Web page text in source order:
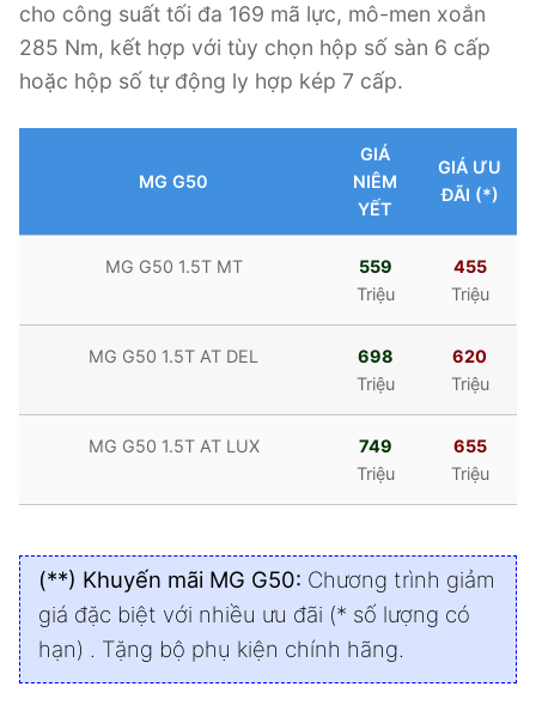
cho công suất tối đa 169 mã lực, mô-men xoắn
285 Nm, kết hợp với tùy chọn hộp số sàn 6 cấp
hoặc hộp số tự động ly hợp kép 7 cấp.
MG G50
GIÁ
NIÊM
YẾT
GIÁ ƯU
ĐÃI (*)
MG G50 1.5T MT
559
Triệu
455
Triệu
MG G50 1.5T AT DEL
698
Triệu
620
Triệu
MG G50 1.5T AT LUX
749
Triệu
655
Triệu
(**) Khuyến mãi MG G50: Chương trình giảm
giá đặc biệt với nhiều ưu đãi (* số lượng có
hạn) . Tặng bộ phụ kiện chính hãng.